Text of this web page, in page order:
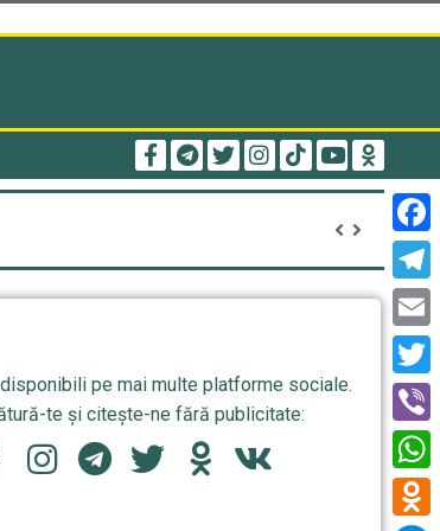
pe mai multe platforme sociale.
te și citește-ne fără publicitate:
Email
Viber